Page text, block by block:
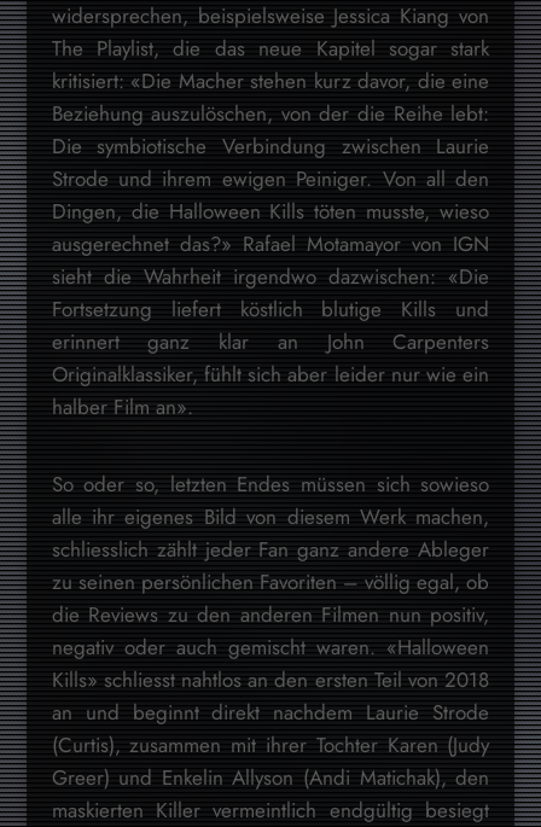
widersprechen, beispielsweise Jessica Kiang von
The Playlist, die das neue Kapitel sogar stark
kritisiert: «Die Macher stehen kurz davor, die eine
Beziehung auszulöschen, von der die Reihe lebt:
Die symbiotische Verbindung zwischen Laurie
Strode und ihrem ewigen Peiniger. Von all den
Dingen, die Halloween Kills töten musste, wieso
ausgerechnet das?» Rafael Motamayor von IGN
sieht die Wahrheit irgendwo dazwischen: «Die
Fortsetzung liefert köstlich blutige Kills und
erinnert ganz klar an John Carpenters
Originalklassiker, fühlt sich aber leider nur wie ein
halber Film an».
So oder so, letzten Endes müssen sich sowieso
alle ihr eigenes Bild von diesem Werk machen,
schliesslich zählt jeder Fan ganz andere Ableger
zu seinen persönlichen Favoriten – völlig egal, ob
die Reviews zu den anderen Filmen nun positiv,
negativ oder auch gemischt waren. «Halloween
Kills» schliesst nahtlos an den ersten Teil von 2018
an und beginnt direkt nachdem Laurie Strode
(Curtis), zusammen mit ihrer Tochter Karen (Judy
Greer) und Enkelin Allyson (Andi Matichak), den
maskierten Killer vermeintlich endgültig besiegt